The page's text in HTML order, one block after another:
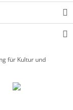
für Kultur und